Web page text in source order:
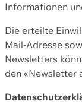
Informationen
Die erteilte
Mail-Adresse
Newsletters
den «Newsletter